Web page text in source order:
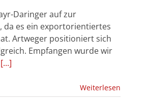
Daringer auf zur
da es ein exportorientiertes
Artweger positioniert sich
Empfangen wurde wir
[...]
Weiterlesen